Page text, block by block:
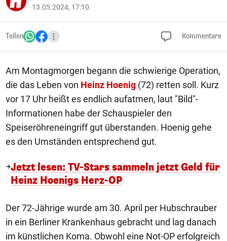
13.05.2024, 17:10
Teilen Kommentare
Am Montagmorgen begann die schwierige Operation,
die das Leben von Heinz Hoenig (72) retten soll. Kurz
vor 17 Uhr heißt es endlich aufatmen, laut "Bild"-
Informationen habe der Schauspieler den
Speiseröhreneingriff gut überstanden. Hoenig gehe
es den Umständen entsprechend gut.
Jetzt lesen: TV-Stars sammeln jetzt Geld für
Heinz Hoenigs Herz-OP
Der 72-Jährige wurde am 30. April per Hubschrauber
in ein Berliner Krankenhaus gebracht und lag danach
im künstlichen Koma. Obwohl eine Not-OP erfolgreich